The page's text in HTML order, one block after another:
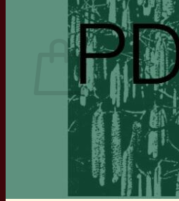
Mit ALF
Ingen varer i kurven.
Tilbage til shoppen